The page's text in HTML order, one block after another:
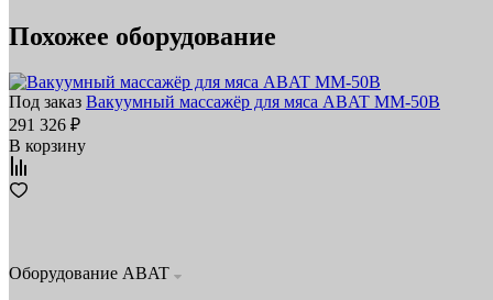
Похожее оборудование
Под заказ Вакуумный массажёр для мяса ABAT ММ‑50В
291 326 ₽
В корзину
Оборудование ABAT